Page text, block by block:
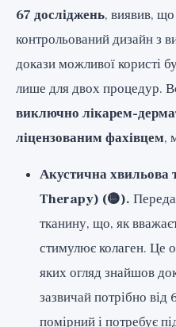
67 досліджень, виявив,
контрольований дизайн з
докази можливої користі
лише для двох процедур.
виключно лікарем-
ліцензованим фахівцем,
Акустична хвильова
Therapy) (🟡).
тканину, що, як
стимулює колаген. Це
яких огляд знайшов
зазвичай потрібно від
помірний і потребує